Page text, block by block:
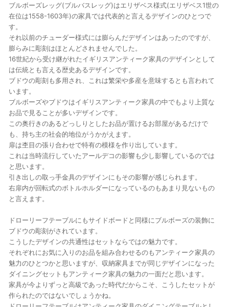
ブルボーズレッグ(ブルバスレッグ)はエリザベス様式(エリザベス1世の
在位は1558-1603年)の家具では代表的と言えるデザインのひとつで
す。
それ以前のチューダー様式には膨らんだデザインはあったのですが、
膨らみに彫刻はほとんどされませんでした。
16世紀から受け継がれたイギリスアンティーク家具のデザインとして
は伝統とも言える歴史あるデザインです。
ブドウの彫刻も多用され、これは繁栄や多産を意味するとも言われて
います。
ブルボーズやブドウはイギリスアンティーク家具の中でもより上質な
お品で見ることが多いデザインです。
この奥行きのあるどっしりとしたお品が置けるお部屋があるだけで
も、持ち主の社会的地位がうかがえます。
扉は杢目の張り合わせで特有の模様を作り出しています。
これは当時流行していたアールデコの影響も少し影響しているのでは
と思います。
引き出しの取っ手金具のデザインにもその影響が感じられます。
右扉内が回転式のボトルホルダーになっているのもあまり見ないもの
と言えます。
ドローリーフテーブルにもサイドボードと同様にブルボーズの装飾に
ブドウの彫刻がされています。
こうしたデザインの共通性はセットならではの魅力です。
それぞれにお気に入りのお品を組み合わせるのもアンティーク家具の
魅力のひとつかと思いますが、収納家具までが同じデザインになった
ダイニングセットもアンティーク家具の魅力の一面だと思います。
家具が今よりずっと高級であった時代だからこそ、こうしたセットが
作られたのではないでしょうかね。